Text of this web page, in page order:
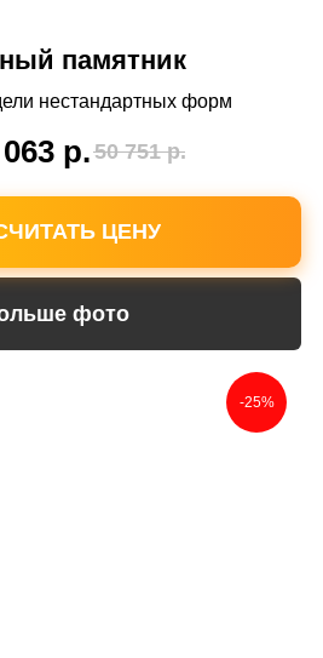
памятник
нестандартных форм
р.50 751 р.
ЦЕНУ
фото
-25%
заказать